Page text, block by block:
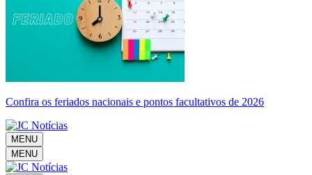
Confira os feriados nacionais e pontos facultativos de 2026
MENU
MENU